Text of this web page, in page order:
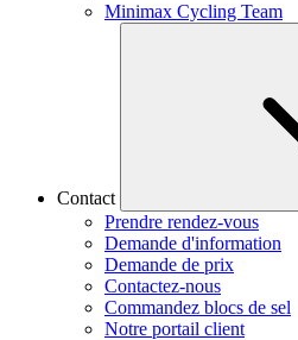
Minimax Cycling Team
Contact
Prendre rendez-vous
Demande d'information
Demande de prix
Contactez-nous
Commandez blocs de sel
Notre portail client